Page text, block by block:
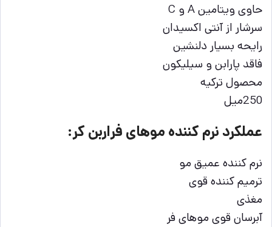
حاوی ویتامین A و C
سرشار از آنتی اکسیدان
رایحه بسیار دلنشین
فاقد پارابن و سیلیکون
محصول ترکیه
250میل
عملکرد نرم کننده موهای فراربن کر:
نرم کننده عمیق مو
ترمیم کننده قوی
مغذی
آبرسان قوی موهای فر